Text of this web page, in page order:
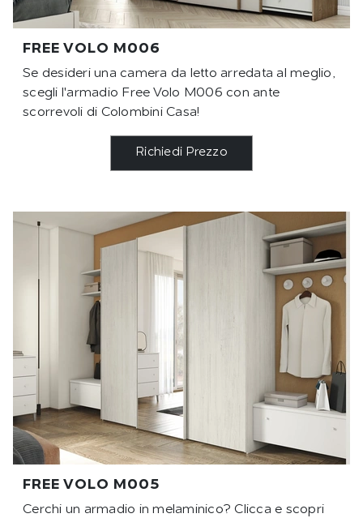
FREE VOLO M006
Se desideri una camera da letto arredata al meglio,
scegli l'armadio Free Volo M006 con ante
scorrevoli di Colombini Casa!
Richiedi Prezzo
FREE VOLO M005
Cerchi un armadio in melaminico? Clicca e scopri